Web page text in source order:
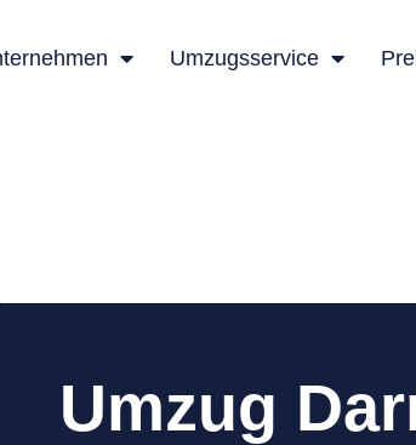
Umzugsservice
Umzug